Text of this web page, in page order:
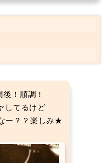
！順調！
してるけど
ー？？楽しみ★